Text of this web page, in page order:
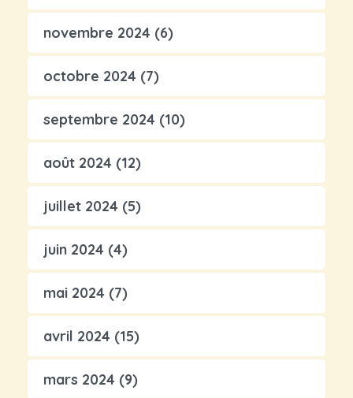
novembre 2024 (6)
octobre 2024 (7)
septembre 2024 (10)
août 2024 (12)
juillet 2024 (5)
juin 2024 (4)
mai 2024 (7)
avril 2024 (15)
mars 2024 (9)